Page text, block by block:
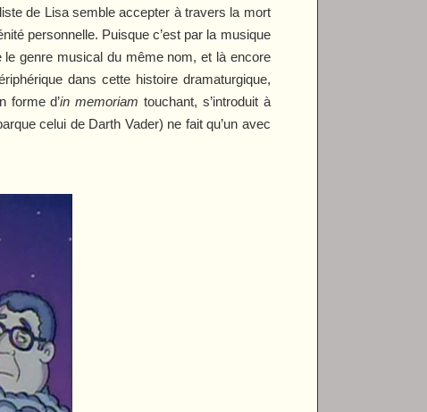
de Lisa semble accepter à travers la mort
personnelle. Puisque c’est par la musique
genre musical du même nom, et là encore
dans cette histoire dramaturgique,
forme d’in memoriam touchant, s’introduit à
celui de Darth Vader) ne fait qu’un avec